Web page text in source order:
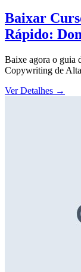
Baixar
Rápido:
Baixe agora o guia
Copywriting de
Ver Detalhes →